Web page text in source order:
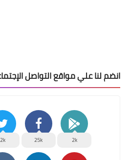
انضم لنا علي مواقع التواصل
2k
25k
2k